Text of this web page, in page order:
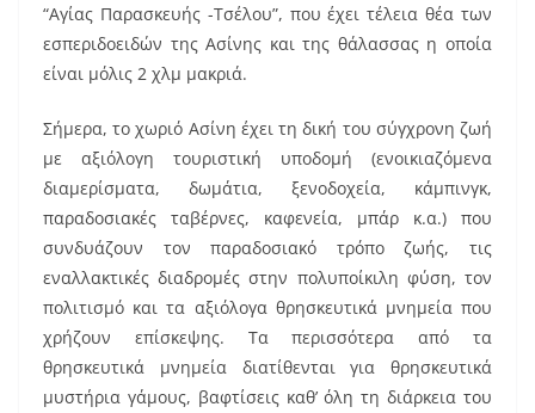
“Αγίας Παρασκευής -Τσέλου”, που έχει τέλεια θέα των
εσπεριδοειδών της Ασίνης και της θάλασσας η οποία
είναι μόλις 2 χλμ μακριά.
Σήμερα, το χωριό Ασίνη έχει τη δική του σύγχρονη ζωή
με αξιόλογη τουριστική υποδομή (ενοικιαζόμενα
διαμερίσματα, δωμάτια, ξενοδοχεία, κάμπινγκ,
παραδοσιακές ταβέρνες, καφενεία, μπάρ κ.α.) που
συνδυάζουν τον παραδοσιακό τρόπο ζωής, τις
εναλλακτικές διαδρομές στην πολυποίκιλη φύση, τον
πολιτισμό και τα αξιόλογα θρησκευτικά μνημεία που
χρήζουν επίσκεψης. Τα περισσότερα από τα
θρησκευτικά μνημεία διατίθενται για θρησκευτικά
μυστήρια γάμους, βαφτίσεις καθ’ όλη τη διάρκεια του